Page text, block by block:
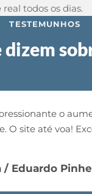
todos os dias.
TESTEMUNHOS
dizem
o
O site até voa!
/ Eduardo